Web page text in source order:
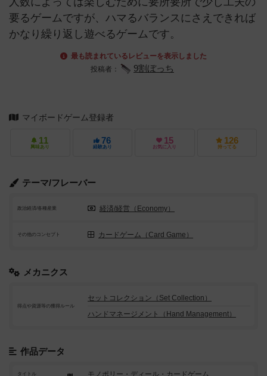
要るゲームですが、ハマるバランスにさえできれば
かなり繰り返し遊べるゲームです。
最も読まれているレビューを表示しました
投稿者：
9割ぼっち
マイボードゲーム登録者
11
興味あり
76
経験あり
15
お気に入り
126
持ってる
テーマ/フレーバー
政治経済/各種産業 経済/経営（Economy）
その他のコンセプト カードゲーム（Card Game）
メカニクス
得点や資源等の獲得ルール
セットコレクション（Set Collection）
ハンドマネージメント（Hand Management）
作品データ
タイトル